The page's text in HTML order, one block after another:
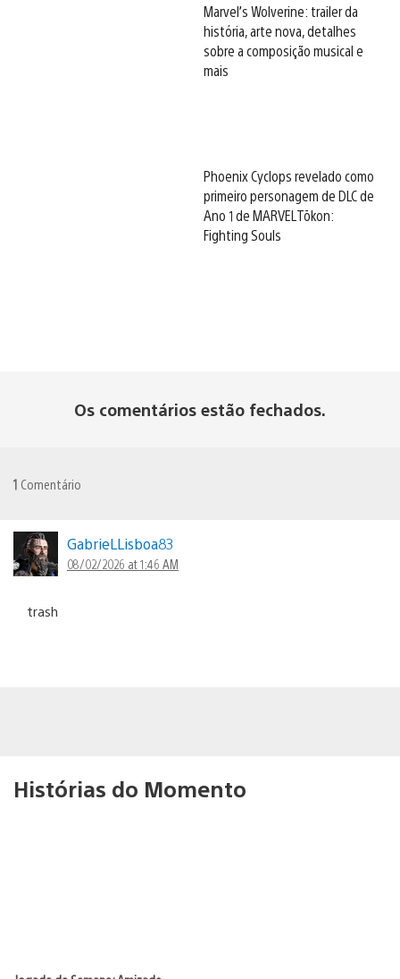
Marvel’s Wolverine: trailer da
história, arte nova, detalhes
sobre a composição musical e
mais
Phoenix Cyclops revelado como
primeiro personagem de DLC de
Ano 1 de MARVEL Tōkon:
Fighting Souls
Os comentários estão fechados.
1 Comentário
GabrieLLisboa83
08/02/2026 at 1:46 AM
trash
Histórias do Momento